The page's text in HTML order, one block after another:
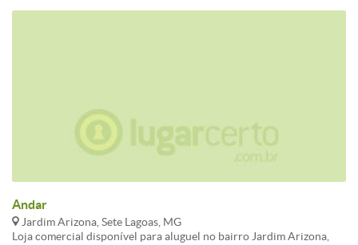
Andar
Jardim Arizona, Sete Lagoas, MG
Loja comercial disponível para aluguel no bairro Jardim Arizona,